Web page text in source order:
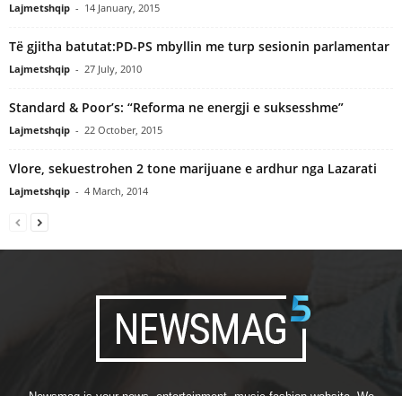
Lajmetshqip - 14 January, 2015
Të gjitha batutat:PD-PS mbyllin me turp sesionin parlamentar
Lajmetshqip - 27 July, 2010
Standard & Poor’s: “Reforma ne energji e suksesshme”
Lajmetshqip - 22 October, 2015
Vlore, sekuestrohen 2 tone marijuane e ardhur nga Lazarati
Lajmetshqip - 4 March, 2014